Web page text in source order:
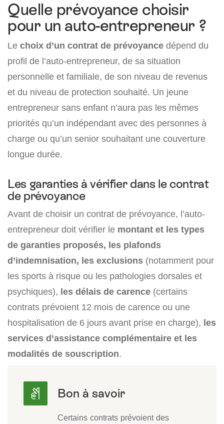
Quelle prévoyance choisir
pour un auto-entrepreneur ?
Le choix d’un contrat de prévoyance dépend du
profil de l’auto-entrepreneur, de sa situation
personnelle et familiale, de son niveau de revenus
et du niveau de protection souhaité. Un jeune
entrepreneur sans enfant n’aura pas les mêmes
priorités qu’un indépendant avec des personnes à
charge ou qu’un senior souhaitant une couverture
longue durée.
Les garanties à vérifier dans le contrat
de prévoyance
Avant de choisir un contrat de prévoyance, l’auto-
entrepreneur doit vérifier le montant et les types
de garanties proposés, les plafonds
d’indemnisation, les exclusions (notamment pour
les sports à risque ou les pathologies dorsales et
psychiques), les délais de carence (certains
contrats prévoient 12 mois de carence ou une
hospitalisation de 6 jours avant prise en charge), les
services d’assistance complémentaire et les
modalités de souscription.
Certains contrats prévoient des